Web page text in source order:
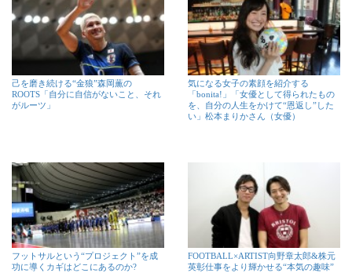
己を磨き続ける“金狼”森岡薫の
ROOTS「自分に自信がないこと、それ
がルーツ」
気になる女子の素顔を紹介する
「bonita!」「女優として得られたもの
を、自分の人生をかけて“恩返し”した
い」松本まりかさん（女優）
フットサルという“プロジェクト”を成
功に導くカギはどこにあるのか?
FOOTBALL×ARTIST向野章太郎&株元
英彰仕事をより輝かせる“本気の趣味”